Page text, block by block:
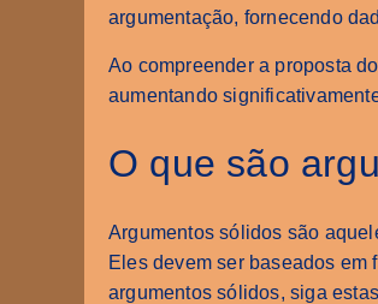
argumentação, fornecendo
Ao compreender a proposta
aumentando
O que são
Argumentos sólidos são
Eles devem ser baseados
argumentos sólidos, siga